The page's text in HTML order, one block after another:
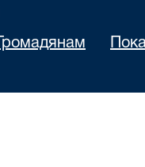
Громадянам